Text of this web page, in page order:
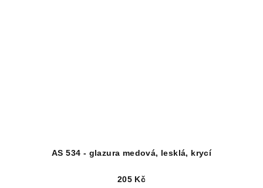
AS 534 - glazura medová, lesklá, krycí
205 Kč